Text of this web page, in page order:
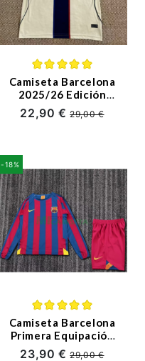
Camiseta Barcelona
2025/26 Edición
Especial Caqui
22,90 €29,00 €
-18%
Camiseta Barcelona
Primera Equipación
Retro 2005/06 ML
23,90 €29,00 €